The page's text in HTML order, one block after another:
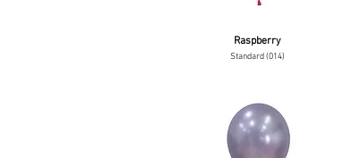
Raspberry
Standard (014)